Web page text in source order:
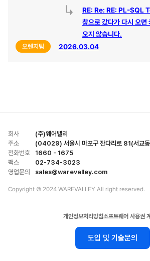
RE: Re: RE: PL-SQL
창으로 갔다가 다시 오면
오지 않습니다.
오렌지팀 2026.03.04
회사
(주)웨어밸리
주소
(04029) 서울시 마포구 잔다리로 81(서교
전화번호
1660 - 1675
팩스
02-734-3023
영업문의
sales@warevalley.com
Copyright © 2024 WAREVALLEY All right reserved.
개인정보처리방침소프트웨어 사용권
도입 및 기술문의